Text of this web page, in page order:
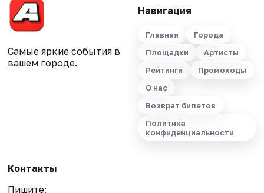
Самые яркие события в
вашем городе.
Навигация
Главная
Города
Площадки
Артисты
Рейтинги
Промокоды
О нас
Возврат билетов
Политика
конфиденциальности
Контакты
Пишите: